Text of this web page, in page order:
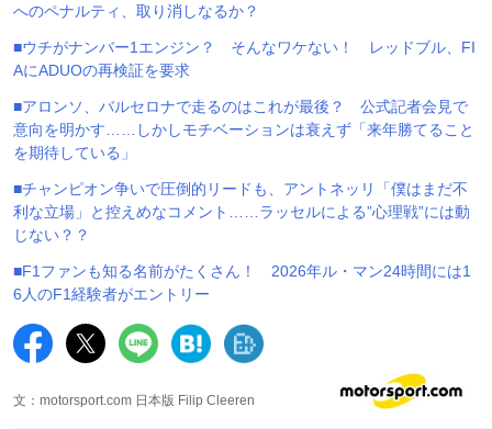
へのペナルティ、取り消しなるか？
■ウチがナンバー1エンジン？ そんなワケない！ レッドブル、FI
AにADUOの再検証を要求
■アロンソ、バルセロナで走るのはこれが最後？ 公式記者会見で
意向を明かす……しかしモチベーションは衰えず「来年勝てること
を期待している」
■チャンピオン争いで圧倒的リードも、アントネッリ「僕はまだ不
利な立場」と控えめなコメント……ラッセルによる”心理戦”には動
じない？？
■F1ファンも知る名前がたくさん！ 2026年ル・マン24時間には1
6人のF1経験者がエントリー
文：motorsport.com 日本版 Filip Cleeren